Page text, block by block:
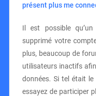
présent plus me
Il est possible
supprimé votre
plus, beaucoup de
utilisateurs inactifs
données. Si tel était le
essayez de participer